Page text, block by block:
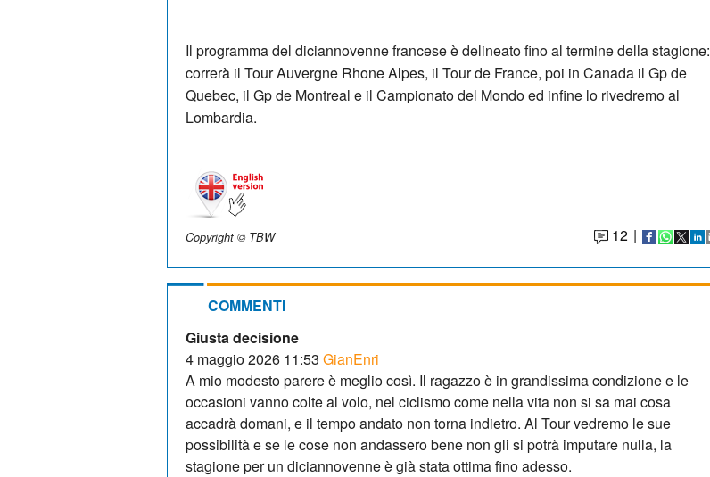
Il programma del diciannovenne francese è delineato fino al termine della stagione:
correrà il Tour Auvergne Rhone Alpes, il Tour de France, poi in Canada il Gp de
Quebec, il Gp de Montreal e il Campionato del Mondo ed infine lo rivedremo al
Lombardia.
Copyright © TBW 12 |
COMMENTI
Giusta decisione
4 maggio 2026 11:53 GianEnri
A mio modesto parere è meglio così. Il ragazzo è in grandissima condizione e le
occasioni vanno colte al volo, nel ciclismo come nella vita non si sa mai cosa
accadrà domani, e il tempo andato non torna indietro. Al Tour vedremo le sue
possibilità e se le cose non andassero bene non gli si potrà imputare nulla, la
stagione per un diciannovenne è già stata ottima fino adesso.